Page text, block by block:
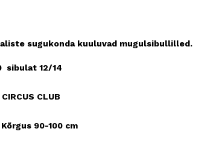
sugukonda kuuluvad mugulsibullilled.
12/14
100 cm